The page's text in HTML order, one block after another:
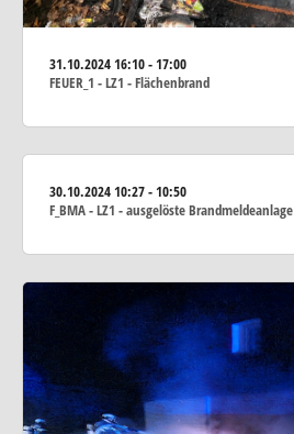
31.10.202416:10 - 17:00
FEUER_1 - LZ1 - Flächenbrand
30.10.202410:27 - 10:50
F_BMA - LZ1 - ausgelöste Brandmeldeanlage